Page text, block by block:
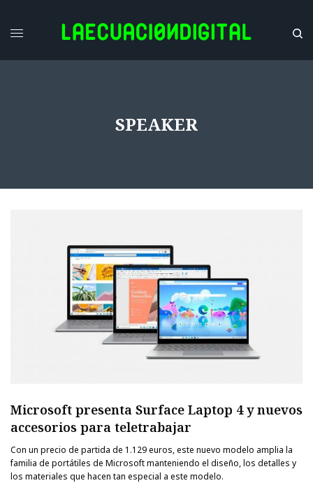
SPEAKER
Microsoft presenta Surface Laptop 4 y nuevos
accesorios para teletrabajar
Con un precio de partida de 1.129 euros, este nuevo modelo amplia la
familia de portátiles de Microsoft manteniendo el diseño, los detalles y
los materiales que hacen tan especial a este modelo.